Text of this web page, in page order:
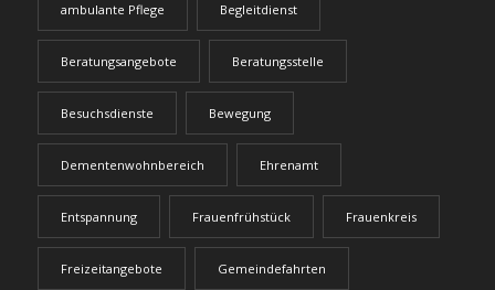
ambulante Pflege Begleitdienst
Beratungsangebote Beratungsstelle
Besuchsdienste Bewegung
Dementenwohnbereich Ehrenamt
Entspannung Frauenfrühstück Frauenkreis
Freizeitangebote Gemeindefahrten